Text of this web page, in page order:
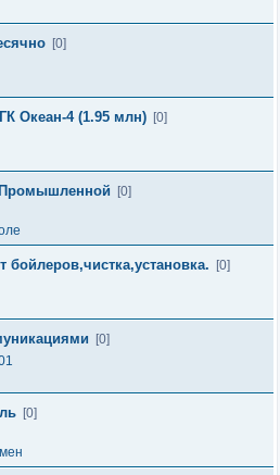
[0]
Океан-4 (1.95 млн) [0]
Промышленной
[0]
бойлеров,чистка,установка.
[0]
[0]
[0]